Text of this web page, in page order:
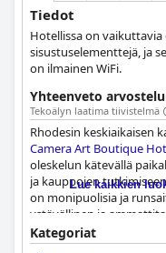
Tiedot
Hotellissa on
sisustuselementtejä, ja
on ilmainen WiFi.
Yhteenveto
Tekoälyn laatima tiivistelmä
Rhodesin keskiaikaisen
Camera Art Boutique
oleskelun kätevällä
ja kauppojen
on monipuolisia ja
ystävällinen ja
kivitalot ovat tilavia,
yksityiskohtiin
Lue kaikkien
Kategoriat